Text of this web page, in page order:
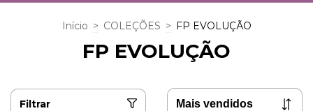
Início > COLEÇÕES > FP EVOLUÇÃO
FP EVOLUÇÃO
Filtrar